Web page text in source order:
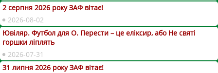
2 серпня 2026 року ЗАФ вітає!
2026-08-02
Ювіляр. Футбол для О. Перести – це еліксир, або Не святі
горшки ліплять
2026-07-31
31 липня 2026 року ЗАФ вітає!